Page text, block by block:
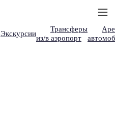
Экскурсии
Трансферы
из/в аэропорт